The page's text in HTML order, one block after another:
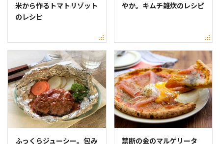
米から作るトマトリゾット
のレシピ
やか。キムチ雑炊のレシピ
ふっくらジューシー。包み
禁断の金のマルゲリータ